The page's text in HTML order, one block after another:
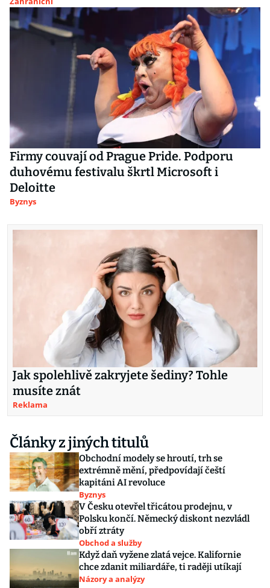
Firmy couvají od Prague Pride. Podporu
duhovému festivalu škrtl Microsoft i
Deloitte
Byznys
Jak spolehlivě zakryjete šediny? Tohle
musíte znát
Reklama
Články z jiných titulů
Obchodní modely se hroutí, trh se
extrémně mění, předpovídají čeští
kapitáni AI revoluce
Byznys
V Česku otevřel třicátou prodejnu, v
Polsku končí. Německý diskont nezvládl
obří ztráty
Obchod a služby
Když daň vyžene zlatá vejce. Kalifornie
chce zdanit miliardáře, ti raději utíkají
Názory a analýzy